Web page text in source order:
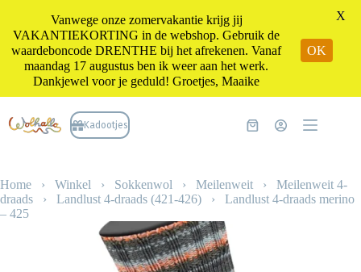
naar
de
Kadootjes Winkelwagen
Home › Winkel › Sokkenwol › Meilenweit › Meilenweit 4-
draads › Landlust 4-draads (421-426) › Landlust 4-draads merino
– 425
Vanwege onze zomervakantie krijg jij
VAKANTIEKORTING in de webshop. Gebruik de
waardeboncode DRENTHE bij het afrekenen. Vanaf
maandag 17 augustus ben ik weer aan het werk.
Dankjewel voor je geduld! Groetjes, Maaike
OK
X